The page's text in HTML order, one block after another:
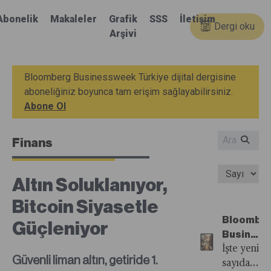
Makaleler
Grafik
Arşivi
SSS İletişim
Dergi oku
Bloomberg Businessweek Türkiye dijital dergisine
aboneliğiniz boyunca tam erişim sağlayabilirsiniz.
Abone Ol
Finans
Altın Soluklanıyor,
Bitcoin Siyasetle
Güçleniyor
Güvenli liman altın, getiride 1.
81.
İşte yeni
sayıdan